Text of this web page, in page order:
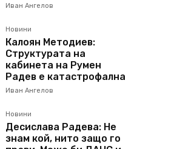
Иван Ангелов
Новини
Калоян Методиев:
Структурата на
кабинета на Румен
Радев е катастрофална
Иван Ангелов
Новини
Десислава Радева: Не
знам кой, нито защо го